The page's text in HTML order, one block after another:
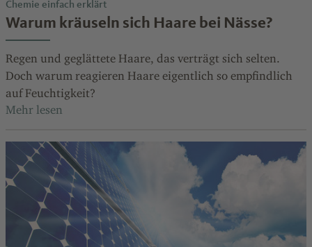
Chemie einfach erklärt
Warum kräuseln sich Haare bei Nässe?
Regen und geglättete Haare, das verträgt sich selten.
Doch warum reagieren Haare eigentlich so empfindlich
auf Feuchtigkeit?